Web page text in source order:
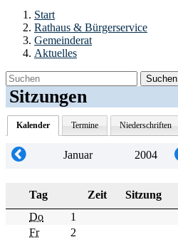
Start
Rathaus & Bürgerservice
Gemeinderat
Aktuelles
Suchen
Sitzungen
Kalender Termine Niederschriften
Januar 2004
Tag Zeit Sitzung
Do
1
Fr
2